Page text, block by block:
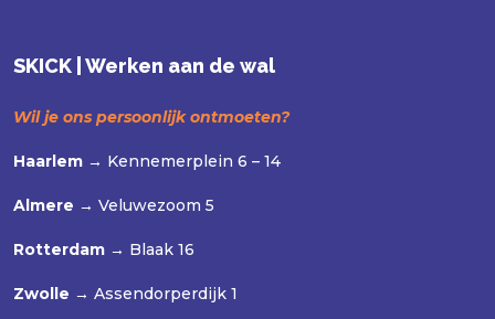
SKICK | Werken aan de wal
Wil je ons persoonlijk ontmoeten?
Haarlem → Kennemerplein 6 – 14
Almere → Veluwezoom 5
Rotterdam → Blaak 16
Zwolle → Assendorperdijk 1